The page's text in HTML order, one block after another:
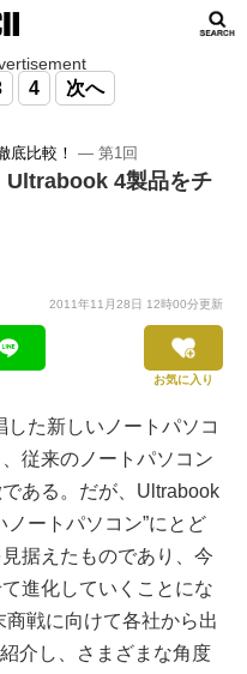
4 次へ
底比較！ ― 第1回
Ultrabook 4製品をチ
2011年11月28日 12時00分更新
お気に入り
た新しいノートパソコ
従来のノートパソコン
ある。だが、Ultrabook
ートパソコン”にとど
据えたものであり、今
進化していくことにな
戦に向けて各社から出
介し、さまざまな角度